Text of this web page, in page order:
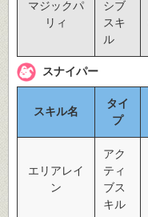
マジックパ
リィ
シブ
スキ
ル
スナイパー
スキル名
タイ
プ
エリアレイ
ン
アク
ティ
ブス
キル